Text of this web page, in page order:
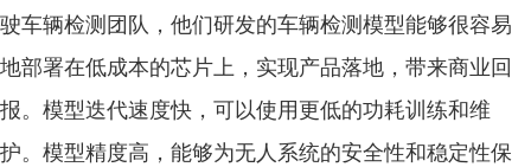
驶车辆检测团队，他们研发的车辆检测模型能够很容易
地部署在低成本的芯片上，实现产品落地，带来商业回
报。模型迭代速度快，可以使用更低的功耗训练和维
护。模型精度高，能够为无人系统的安全性和稳定性保